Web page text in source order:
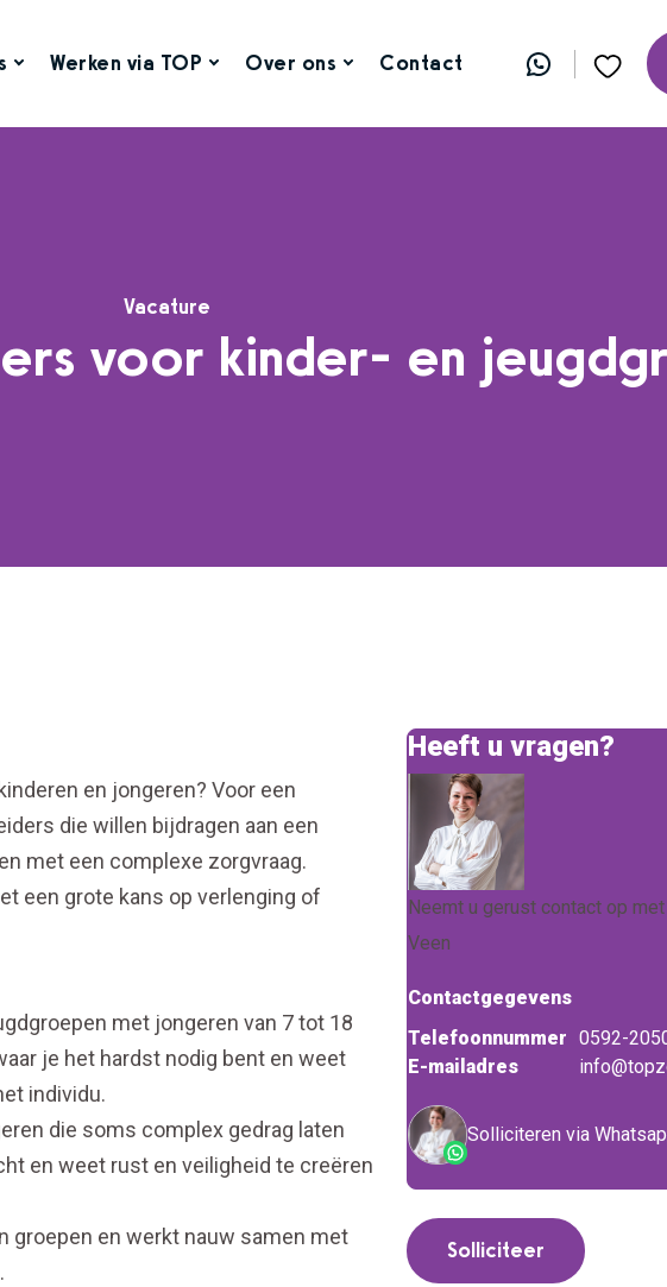
Werken via TOP Over ons Contact
Vacature
voor kinder- en
en jongeren? Voor een
die willen bijdragen aan een
met een complexe zorgvraag.
een grote kans op verlenging of
met jongeren van 7 tot 18
je het hardst nodig bent en weet
individu.
die soms complex gedrag laten
en weet rust en veiligheid te creëren
groepen en werkt nauw samen met
Heeft u vragen?
Neemt u gerust contact op
Veen
Contactgegevens
Telefoonnummer 0592-
E-mailadres
Solliciteren via
Solliciteer